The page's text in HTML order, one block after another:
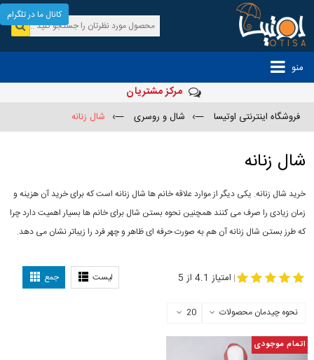
منو
مرکز مشتریان
فروشگاه اینترنتی اوتیسا —› شال و روسری —› شال زنانه
شال زنانه
خرید شال زنانه. یکی دیگر از موارد علاقه خانم ها شال زنانه است که برای خرید آن هزینه و
زمان زیادی را صرف می کنند همچنین نحوه بستن شال برای خانم ها بسیار اهمیت دارد چرا
که طرز بستن شال زنانه آن هم به صورت حرفه ای ظاهر و چهر فرد را زیباتر نشان می دهد.
لیست جمع | امتیاز 4.1 از 5
نحوه چیدمان محصولات 20
اتمام موجودی
کانال ما در تلگرام